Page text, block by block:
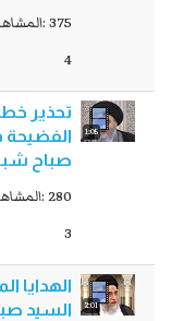
375 :المشاهدات
4
1:05
تحذير
الفضيحة
صباح
280 :المشاهدات
3
2:01
الهدايا
السيد